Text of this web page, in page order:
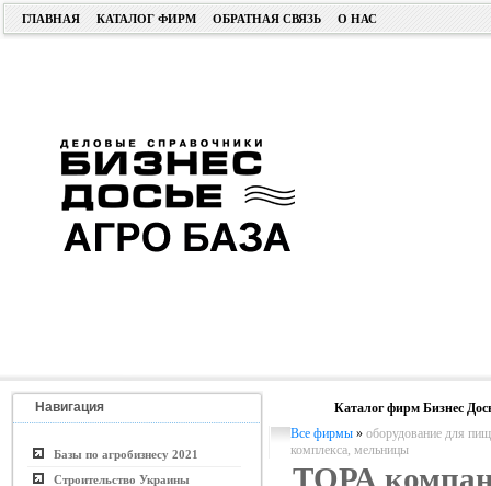
ГЛАВНАЯ КАТАЛОГ ФИРМ ОБРАТНАЯ СВЯЗЬ О НАС
Навигация
Базы по агробизнесу 2021
Строительство Украины
Каталог фирм Бизнес
Все фирмы » оборудование для
комплекса, мельницы
ТОРА